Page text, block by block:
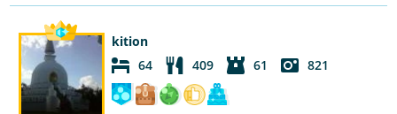
kition
64
409 61 821